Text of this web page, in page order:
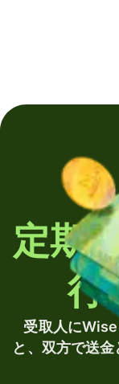
定期
行
受取人に
と、双方で送金